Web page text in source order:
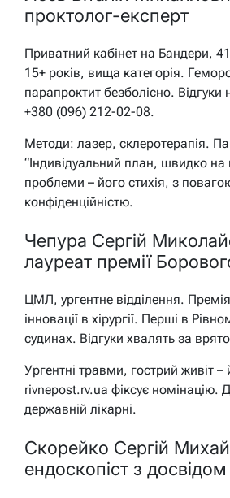
проктолог-експерт
Приватний кабінет на Бандери,
15+ років, вища категорія.
парапроктит безболісно.
+380 (096) 212-02-08.
Методи: лазер, склеротерапія.
“Індивідуальний план, швидко на
проблеми – його стихія, з
конфіденційністю.
Чепура Сергій
лауреат премії
ЦМЛ, ургентне відділення.
інновації в хірургії. Перші в
судинах. Відгуки хвалять за
Ургентні травми, гострий живіт –
rivnepost.rv.ua фіксує номінацію.
державній лікарні.
Скорейко Сергій
ендоскопіст з досвідом